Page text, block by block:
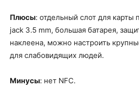
Плюсы: отдельный слот для карты
jack 3.5 mm, большая батарея,
наклеена, можно настроить
для слабовидящих людей.
Минусы: нет NFC.